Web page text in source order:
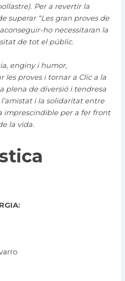
Per a revertir la
superar “Les gran proves de
ho necessitaran la
de tot el públic.
enginy i humor,
les proves i tornar a Clic a la
plena de diversió i tendresa
i la solidaritat entre
imprescindible per a fer front
la vida.